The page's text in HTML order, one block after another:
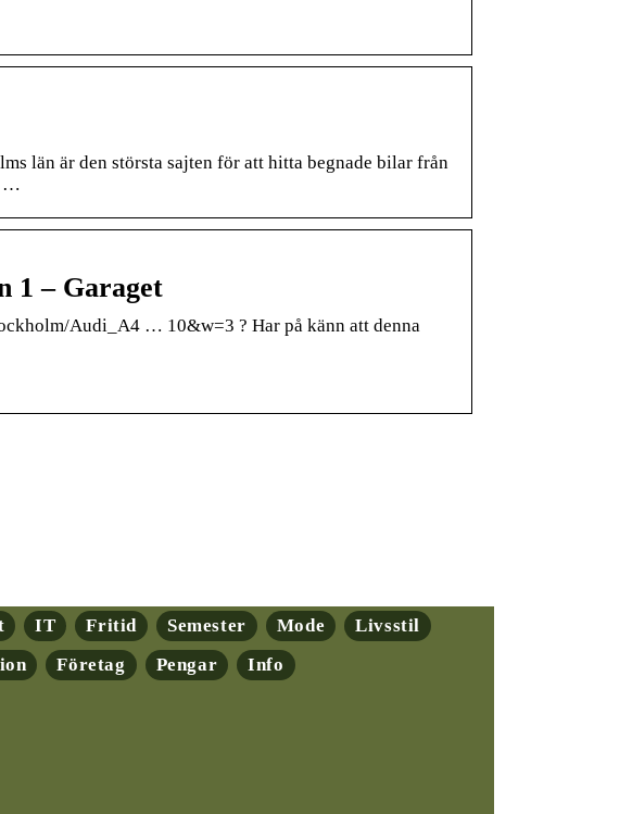
län är den största sajten för att hitta begnade bilar från
…
1 – Garaget
Audi_A4 … 10&w=3 ? Har på känn att denna
IT Fritid Semester Mode
Livsstil
Företag Pengar Info